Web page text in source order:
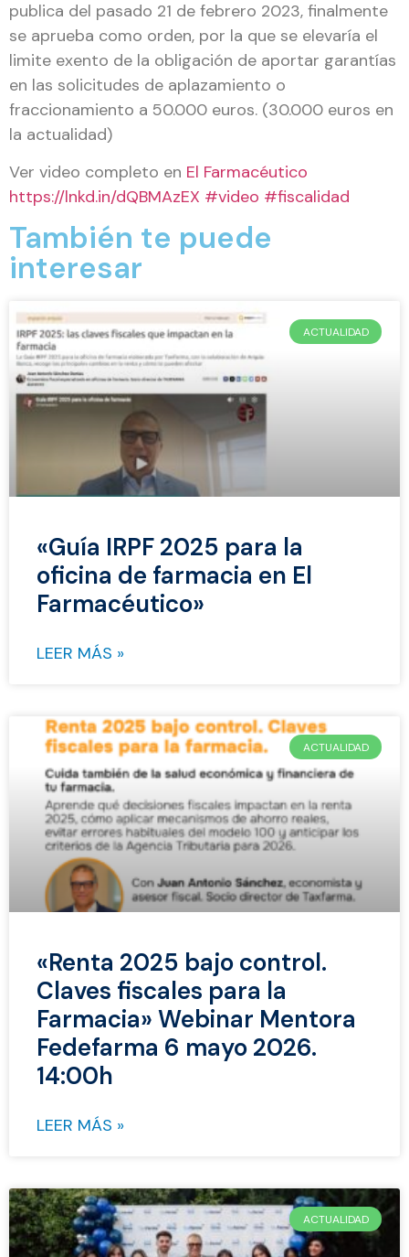
publica del pasado 21 de febrero 2023, finalmente
se aprueba como orden, por la que se elevaría el
limite exento de la obligación de aportar garantías
en las solicitudes de aplazamiento o
fraccionamiento a 50.000 euros. (30.000 euros en
la actualidad)
Ver video completo en El Farmacéutico
https://lnkd.in/dQBMAzEX #video #fiscalidad
También te puede
interesar
ACTUALIDAD
«Guía IRPF 2025 para la
oficina de farmacia en El
Farmacéutico»
LEER MÁS »
ACTUALIDAD
«Renta 2025 bajo control.
Claves fiscales para la
Farmacia» Webinar Mentora
Fedefarma 6 mayo 2026.
14:00h
LEER MÁS »
ACTUALIDAD